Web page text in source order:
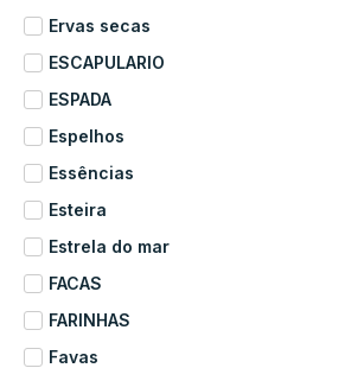
Ervas secas
ESCAPULARIO
ESPADA
Espelhos
Essências
Esteira
Estrela do mar
FACAS
FARINHAS
Favas